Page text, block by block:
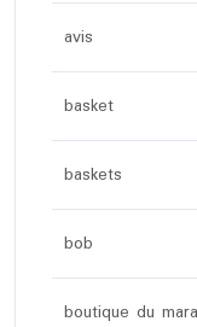
avis
basket
baskets
bob
boutique du